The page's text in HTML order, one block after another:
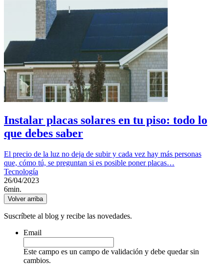
Instalar placas solares en tu piso: todo lo
que debes saber
El precio de la luz no deja de subir y cada vez hay más personas
que, cómo tú, se preguntan si es posible poner placas…
Tecnología
26/04/2023
6min.
Volver arriba
Suscríbete al blog y recibe las novedades.
Email
Este campo es un campo de validación y debe quedar sin
cambios.